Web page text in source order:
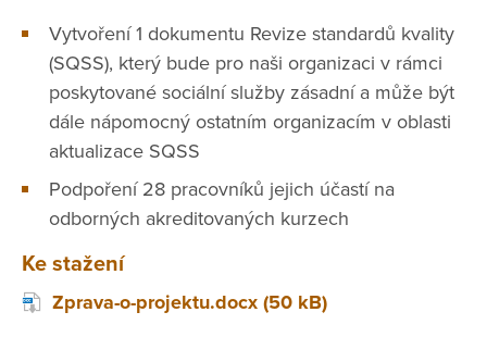
Vytvoření 1 dokumentu Revize standardů kvality
(SQSS), který bude pro naši organizaci v rámci
poskytované sociální služby zásadní a může být
dále nápomocný ostatním organizacím v oblasti
aktualizace SQSS
Podpoření 28 pracovníků jejich účastí na
odborných akreditovaných kurzech
Ke stažení
Zprava-o-projektu.docx (50 kB)